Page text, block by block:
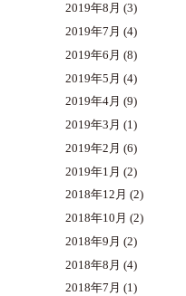
2019年8月 (3)
2019年7月 (4)
2019年6月 (8)
2019年5月 (4)
2019年4月 (9)
2019年3月 (1)
2019年2月 (6)
2019年1月 (2)
2018年12月 (2)
2018年10月 (2)
2018年9月 (2)
2018年8月 (4)
2018年7月 (1)